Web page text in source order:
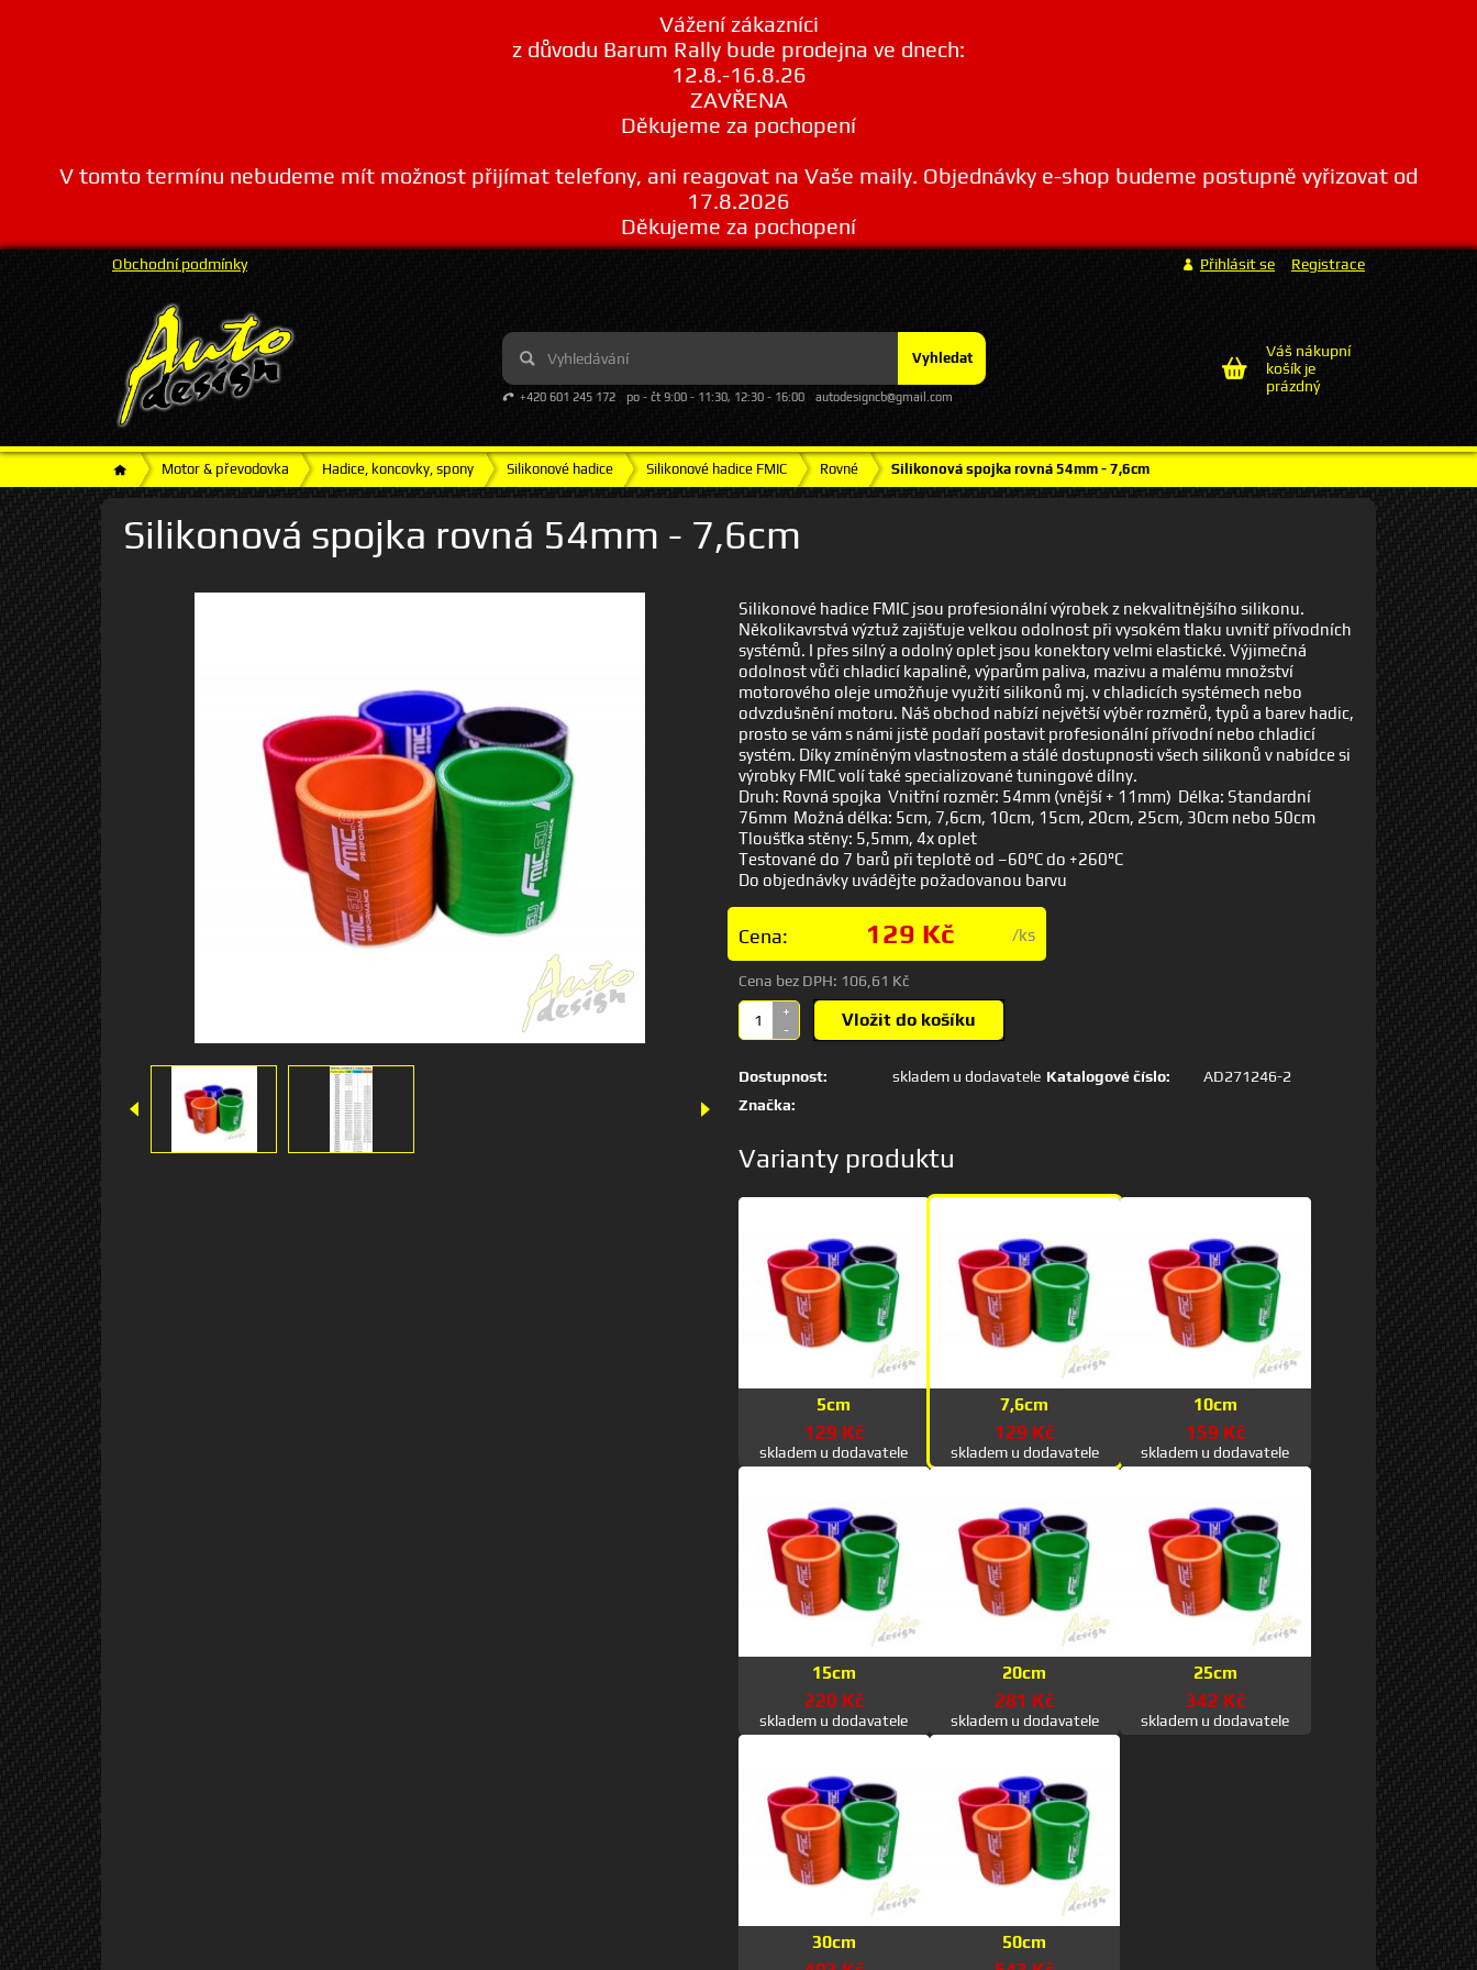
Vážení zákazníci
z důvodu Barum Rally bude prodejna ve dnech:
12.8.-16.8.26
ZAVŘENA
Děkujeme za pochopení
V tomto termínu nebudeme mít možnost přijímat telefony, ani reagovat na Vaše maily. Objednávky e-shop budeme postupně vyřizovat od
17.8.2026
Děkujeme za pochopení
Vyhledat
+420 601 245 172 po - čt 9:00 - 11:30, 12:30 - 16:00 autodesigncb@gmail.com
Obchodní podmínky Přihlásit se Registrace
Váš nákupní
košík je
prázdný
Motor & převodovka Hadice, koncovky, spony Silikonové hadice Silikonové hadice FMIC Rovné Silikonová spojka rovná 54mm - 7,6cm
Silikonová spojka rovná 54mm - 7,6cm
Silikonové hadice FMIC jsou profesionální výrobek z nekvalitnějšího silikonu.
Několikavrstvá výztuž zajišťuje velkou odolnost při vysokém tlaku uvnitř přívodních
systémů. I přes silný a odolný oplet jsou konektory velmi elastické. Výjimečná
odolnost vůči chladicí kapalině, výparům paliva, mazivu a malému množství
motorového oleje umožňuje využití silikonů mj. v chladicích systémech nebo
odvzdušnění motoru. Náš obchod nabízí největší výběr rozměrů, typů a barev hadic,
prosto se vám s námi jistě podaří postavit profesionální přívodní nebo chladicí
systém. Díky zmíněným vlastnostem a stálé dostupnosti všech silikonů v nabídce si
výrobky FMIC volí také specializované tuningové dílny.
Druh: Rovná spojka Vnitřní rozměr: 54mm (vnější + 11mm) Délka: Standardní
76mm Možná délka: 5cm, 7,6cm, 10cm, 15cm, 20cm, 25cm, 30cm nebo 50cm
Tloušťka stěny: 5,5mm, 4x oplet
Testované do 7 barů při teplotě od –60°C do +260°C
Do objednávky uvádějte požadovanou barvu
Cena: 129 Kč /ks
Cena bez DPH: 106,61 Kč
+
-
Vložit do košíku
Dostupnost:
skladem u dodavatele
Značka:
Katalogové číslo: AD271246-2
Varianty produktu
5cm
129 Kč
skladem u dodavatele
7,6cm
129 Kč
skladem u dodavatele
10cm
159 Kč
skladem u dodavatele
15cm
220 Kč
skladem u dodavatele
20cm
281 Kč
skladem u dodavatele
25cm
342 Kč
skladem u dodavatele
30cm 50cm